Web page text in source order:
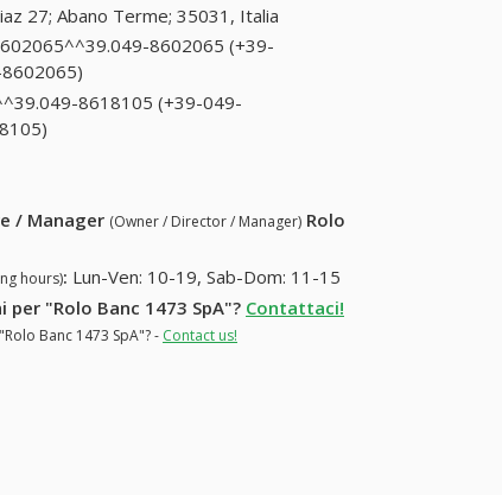
27; Abano Terme; 35031, Italia
8602065 (+39-
(+39-049:8602065^^39.049-
8618105 (+39-049-
/ Manager (Owner / Director / Manager) Rolo
hours): Lun-Ven: 10-19, Sab-Dom: 11-15
"Rolo Banc 1473 SpA"? Contattaci!
Banc 1473 SpA"? - Contact us!